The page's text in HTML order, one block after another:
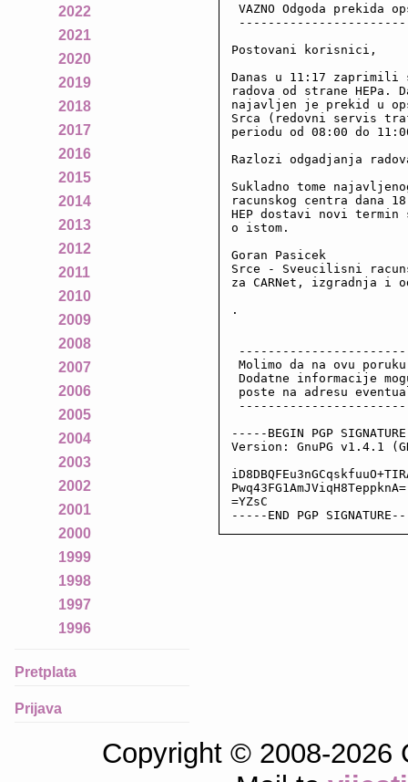
2022
2021
2020
2019
2018
2017
2016
2015
2014
2013
2012
2011
2010
2009
2008
2007
2006
2005
2004
2003
2002
2001
2000
1999
1998
1997
1996
Pretplata
Prijava
VAZNO Odgoda prekida
Postovani korisnici,
Danas u 11:17 zaprimili
radova od strane HEPa.
najavljen je prekid u
Srca (redovni servis
periodu od 08:00 do
Razlozi odgadjanja
Sukladno tome
racunskog centra dana
HEP dostavi novi
o istom.
Goran Pasicek
Srce - Sveucilisni
za CARNet, izgradnja i
.
Molimo da na ovu
Dodatne informacije
poste na adresu
-----BEGIN PGP
Version: GnuPG v1.4.1
Pwq43FG1AmJViqH8TeppknA=
=YZsC
-----END PGP
Copyright © 2008-2026